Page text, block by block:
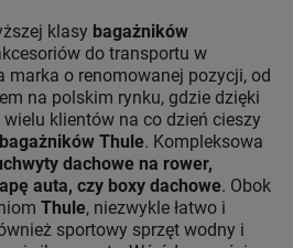
klasy bagażników
do transportu w
marka o renomowanej pozycji, od
na polskim rynku, gdzie dzięki
wielu klientów na co dzień cieszy
bagażników Thule. Kompleksowa
dachowe na rower,
auta, czy boxy dachowe. Obok
Thule, niezwykle łatwo i
sportowy sprzęt wodny i